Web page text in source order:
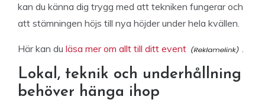
kan du känna dig trygg med att tekniken fungerar och
att stämningen höjs till nya höjder under hela kvällen.
Här kan du läsa mer om allt till ditt event .
Lokal, teknik och underhållning
behöver hänga ihop